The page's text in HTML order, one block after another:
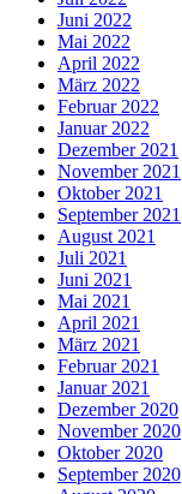
Juni 2022
Mai 2022
April 2022
März 2022
Februar 2022
Januar 2022
Dezember 2021
November 2021
Oktober 2021
September 2021
August 2021
Juli 2021
Juni 2021
Mai 2021
April 2021
März 2021
Februar 2021
Januar 2021
Dezember 2020
November 2020
Oktober 2020
September 2020